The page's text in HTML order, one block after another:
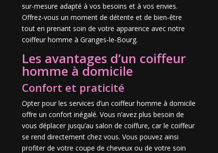
sur-mesure adapté à vos besoins et à vos envies.
Offrez-vous un moment de détente et de bien-être
tout en prenant soin de votre apparence avec notre
coiffeur homme à Granges-le-Bourg.
Les avantages d’un coiffeur
homme à domicile
Confort et praticité
Opter pour les services d’un coiffeur homme à domicile
offre un confort inégalé. Vous n’avez plus besoin de
vous déplacer jusqu’au salon de coiffure, car le coiffeur
se rend directement chez vous. Vous pouvez ainsi
profiter de votre coupe de cheveux ou de votre soin